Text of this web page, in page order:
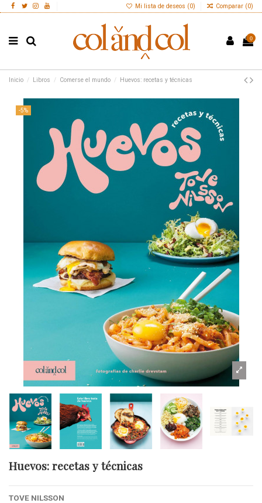
Mi lista de deseos (0) Comparar (0)
0
Inicio Libros Comerse el mundo Huevos: recetas y técnicas
-5%
Huevos: recetas y técnicas
TOVE NILSSON